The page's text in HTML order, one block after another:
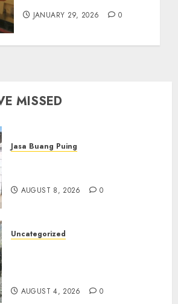
JANUARY 29, 2026 0
MISSED
Jasa Buang Puing
AUGUST 8, 2026 0
Uncategorized
AUGUST 4, 2026 0